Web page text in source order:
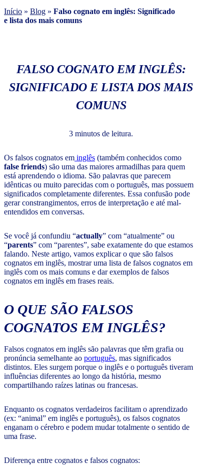
Início » Blog » Falso cognato em inglês: Significado
e lista dos mais comuns
FALSO COGNATO EM INGLÊS:
SIGNIFICADO E LISTA DOS MAIS
COMUNS
3 minutos de leitura.
Os falsos cognatos em inglês (também conhecidos como
false friends) são uma das maiores armadilhas para quem
está aprendendo o idioma. São palavras que parecem
idênticas ou muito parecidas com o português, mas possuem
significados completamente diferentes. Essa confusão pode
gerar constrangimentos, erros de interpretação e até mal-
entendidos em conversas.
Se você já confundiu “actually” com “atualmente” ou
“parents” com “parentes”, sabe exatamente do que estamos
falando. Neste artigo, vamos explicar o que são falsos
cognatos em inglês, mostrar uma lista de falsos cognatos em
inglês com os mais comuns e dar exemplos de falsos
cognatos em inglês em frases reais.
O QUE SÃO FALSOS
COGNATOS EM INGLÊS?
Falsos cognatos em inglês são palavras que têm grafia ou
pronúncia semelhante ao português, mas significados
distintos. Eles surgem porque o inglês e o português tiveram
influências diferentes ao longo da história, mesmo
compartilhando raízes latinas ou francesas.
Enquanto os cognatos verdadeiros facilitam o aprendizado
(ex: “animal” em inglês e português), os falsos cognatos
enganam o cérebro e podem mudar totalmente o sentido de
uma frase.
Diferença entre cognatos e falsos cognatos: